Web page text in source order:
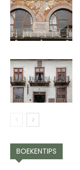
BOEKENTIPS